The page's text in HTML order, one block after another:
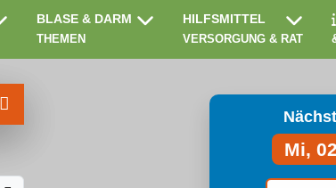
BLASE & DARM
THEMEN
HILFSMITTEL
VERSORGUNG & RAT
Mi,